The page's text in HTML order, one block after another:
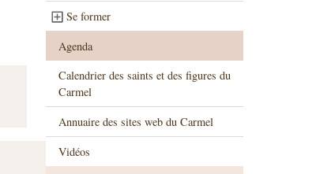
Se former
Agenda
Calendrier des saints et des figures du
Carmel
Annuaire des sites web du Carmel
Vidéos